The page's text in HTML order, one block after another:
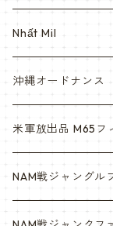
Nhất Mil
沖縄オードナンス
米軍放出品 M65フ
NAM戦ジャング